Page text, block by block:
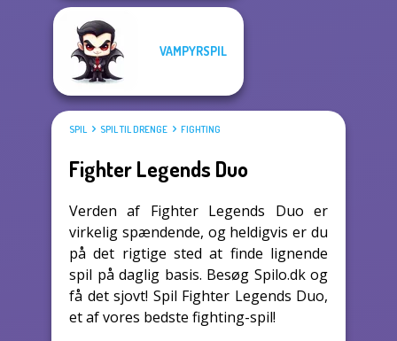
VAMPYRSPIL
SPIL SPIL TIL DRENGE FIGHTING
Fighter Legends Duo
Verden af Fighter Legends Duo er
virkelig spændende, og heldigvis er du
på det rigtige sted at finde lignende
spil på daglig basis. Besøg Spilo.dk og
få det sjovt! Spil Fighter Legends Duo,
et af vores bedste fighting-spil!